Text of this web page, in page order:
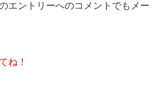
エントリーへのコメントでもメー
ね！